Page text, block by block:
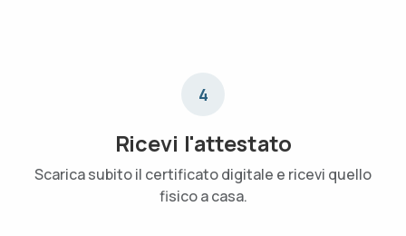
4
Ricevi l'attestato
Scarica subito il certificato digitale e ricevi quello
fisico a casa.